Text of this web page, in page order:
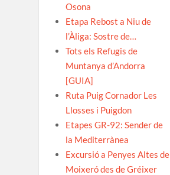
Osona
Etapa Rebost a Niu de
l’Àliga: Sostre de…
Tots els Refugis de
Muntanya d’Andorra
[GUIA]
Ruta Puig Cornador Les
Llosses i Puigdon
Etapes GR-92: Sender de
la Mediterrànea
Excursió a Penyes Altes de
Moixeró des de Gréixer